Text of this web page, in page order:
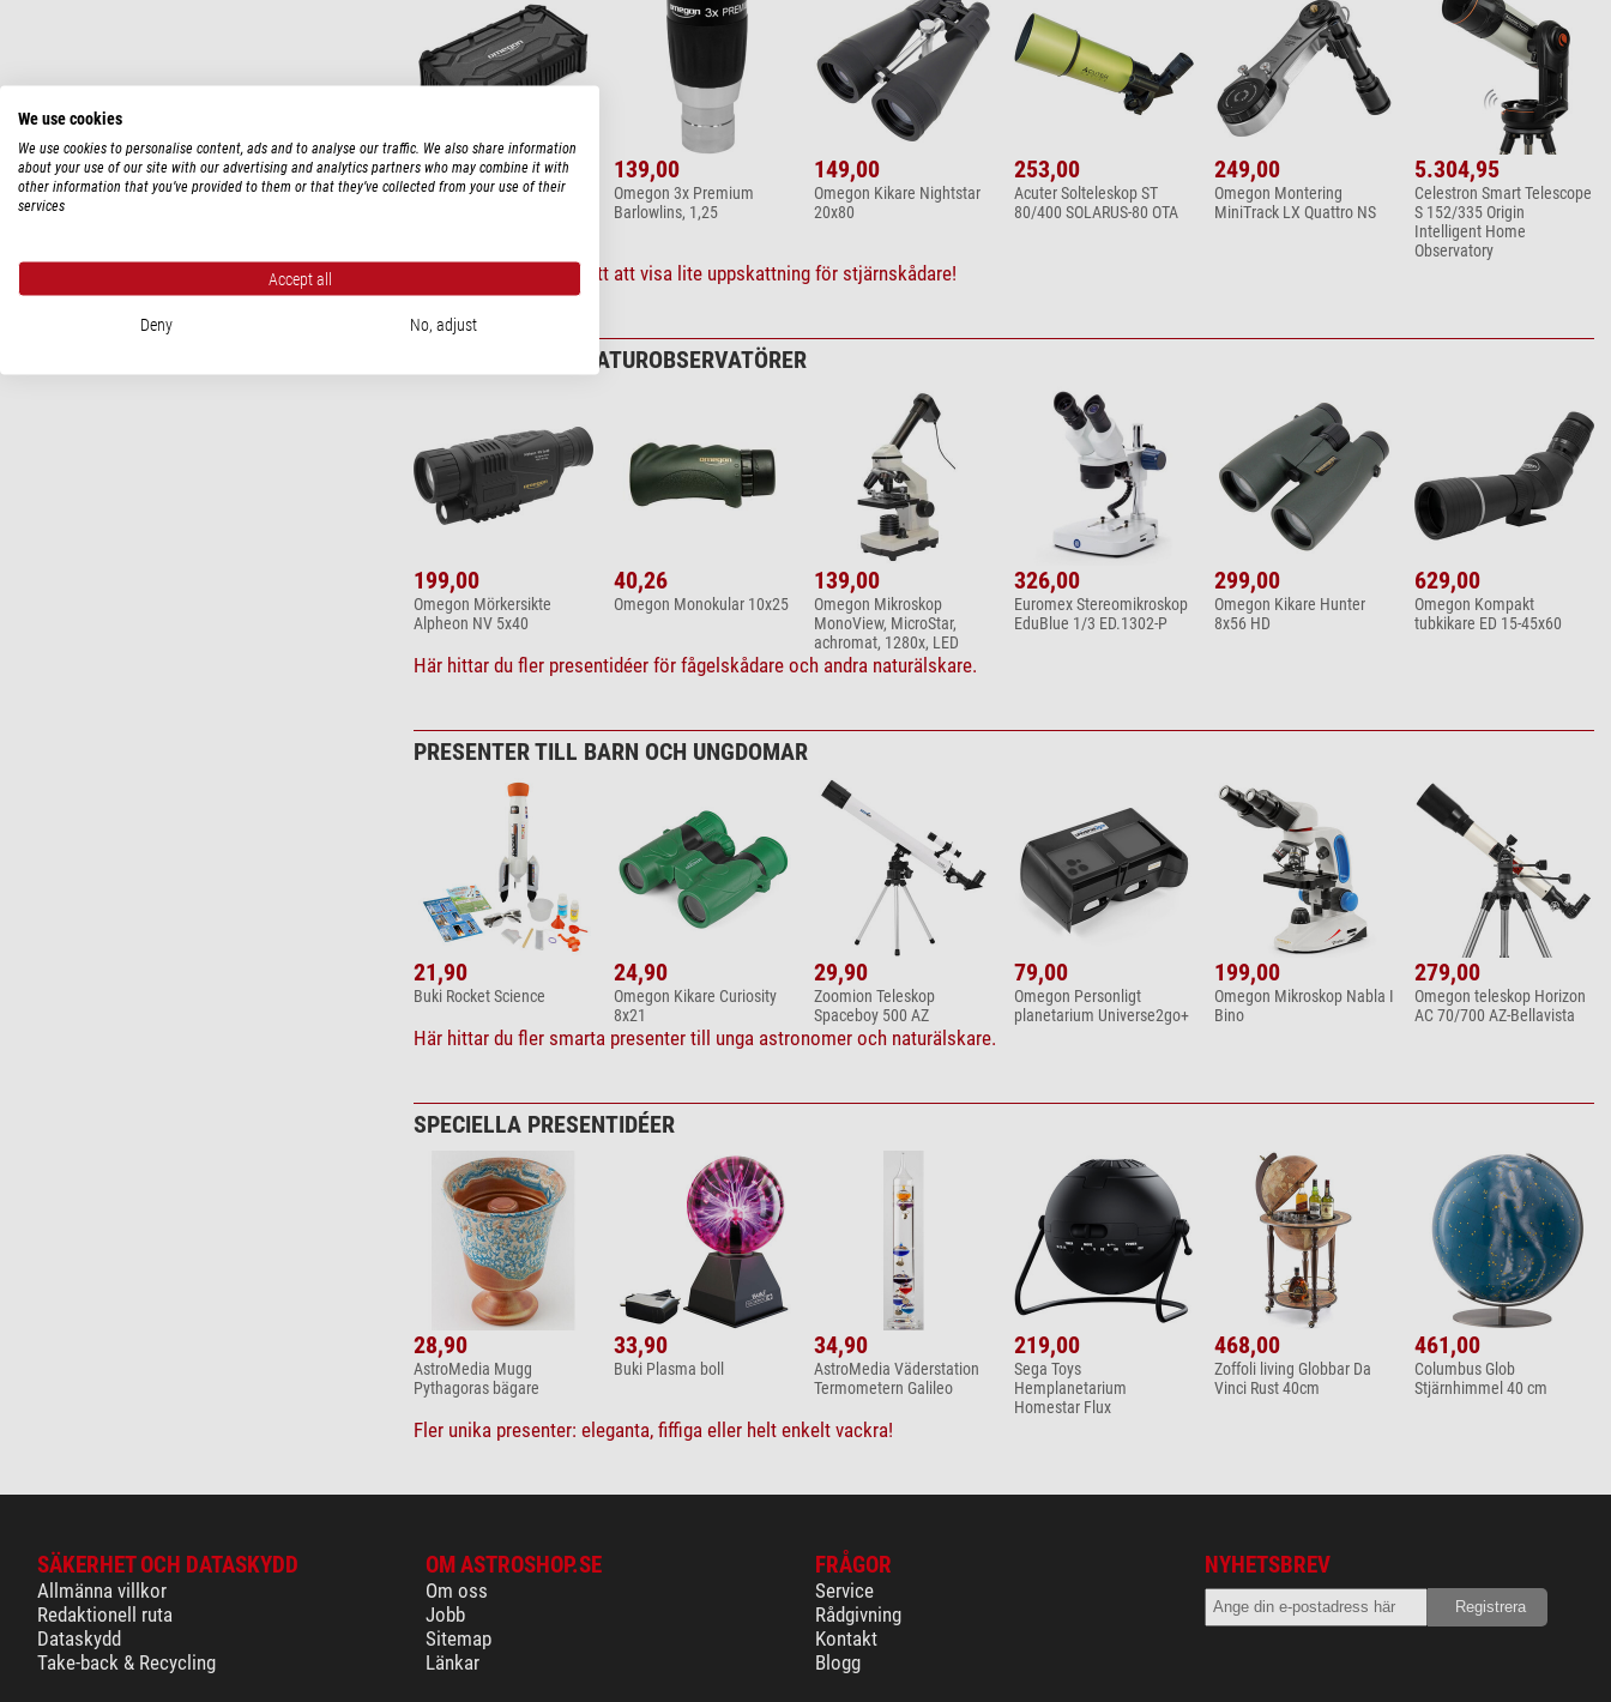
29,90
Omegon DUNEDRY
139,00
Omegon 3x Premium
Barlowlins, 1,25
149,00
Omegon Kikare Nightstar
20x80
253,00
Acuter Solteleskop ST
80/400 SOLARUS-80 OTA
249,00
Omegon Montering
MiniTrack LX Quattro NS
5.304,95
Celestron Smart Telescope
S 152/335 Origin
Intelligent Home
Observatory
Fler presenttips och sätt att visa lite uppskattning för stjärnskådare!
PRESENTER FÖR NATUROBSERVATÖRER
199,00
Omegon Mörkersikte
Alpheon NV 5x40
40,26
Omegon Monokular 10x25
139,00
Omegon Mikroskop
MonoView, MicroStar,
achromat, 1280x, LED
326,00
Euromex Stereomikroskop
EduBlue 1/3 ED.1302-P
299,00
Omegon Kikare Hunter
8x56 HD
629,00
Omegon Kompakt
tubkikare ED 15-45x60
Här hittar du fler presentidéer för fågelskådare och andra naturälskare.
PRESENTER TILL BARN OCH UNGDOMAR
21,90
Buki Rocket Science
24,90
Omegon Kikare Curiosity
8x21
29,90
Zoomion Teleskop
Spaceboy 500 AZ
79,00
Omegon Personligt
planetarium Universe2go+
199,00
Omegon Mikroskop Nabla I
Bino
279,00
Omegon teleskop Horizon
AC 70/700 AZ-Bellavista
Här hittar du fler smarta presenter till unga astronomer och naturälskare.
SPECIELLA PRESENTIDÉER
28,90
AstroMedia Mugg
Pythagoras bägare
33,90
Buki Plasma boll
34,90
AstroMedia Väderstation
Termometern Galileo
219,00
Sega Toys
Hemplanetarium
Homestar Flux
468,00
Zoffoli living Globbar Da
Vinci Rust 40cm
461,00
Columbus Glob
Stjärnhimmel 40 cm
Fler unika presenter: eleganta, fiffiga eller helt enkelt vackra!
SÄKERHET OCH DATASKYDD
Allmänna villkor
Redaktionell ruta
Dataskydd
Take-back & Recycling
OM ASTROSHOP.SE
Om oss
Jobb
Sitemap
Länkar
FRÅGOR
Service
Rådgivning
Kontakt
Blogg
NYHETSBREV
We use cookies
We use cookies to personalise content, ads and to analyse our traffic. We also share information
about your use of our site with our advertising and analytics partners who may combine it with
other information that you’ve provided to them or that they’ve collected from your use of their
services
Accept all
Deny No, adjust